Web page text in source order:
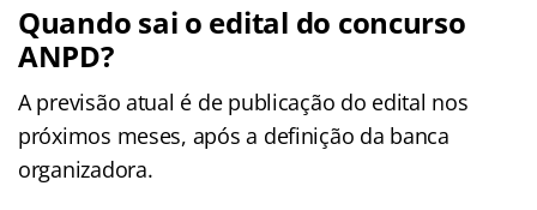
Quando sai o edital do concurso
ANPD?
A previsão atual é de publicação do edital nos
próximos meses, após a definição da banca
organizadora.